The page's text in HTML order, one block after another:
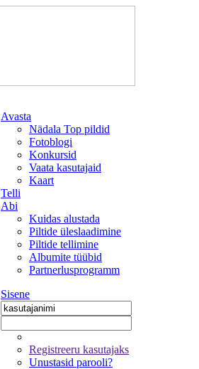
Avasta
Nädala Top pildid
Fotoblogi
Konkursid
Vaata kasutajaid
Kaart
Telli
Abi
Kuidas alustada
Piltide üleslaadimine
Piltide tellimine
Albumite tüübid
Partnerlusprogramm
Sisene
Registreeru kasutajaks
Unustasid parooli?